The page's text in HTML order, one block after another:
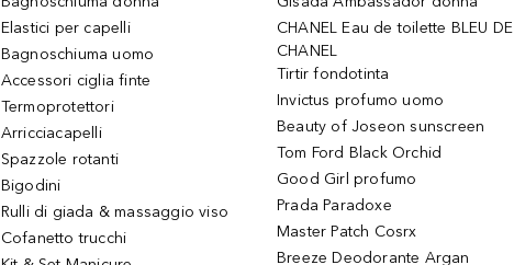
Elastici per capelli
Bagnoschiuma uomo
Accessori ciglia finte
Termoprotettori
Arricciacapelli
Spazzole rotanti
Bigodini
Rulli di giada & massaggio viso
Cofanetto trucchi
CHANEL Eau de toilette BLEU DE
CHANEL
Tirtir fondotinta
Invictus profumo uomo
Beauty of Joseon sunscreen
Tom Ford Black Orchid
Good Girl profumo
Prada Paradoxe
Master Patch Cosrx
Breeze Deodorante Argan